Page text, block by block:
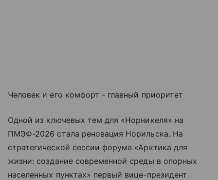
Человек и его комфорт - главный приоритет
Одной из ключевых тем для «Норникеля» на
ПМЭФ-2026 стала реновация Норильска. На
стратегической сессии форума «Арктика для
жизни: создание современной среды в опорных
населенных пунктах» первый вице-президент